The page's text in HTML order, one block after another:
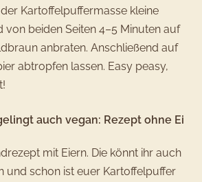
Kartoffelpuffermasse kleine
von beiden Seiten 4–5 Minuten auf
anbraten. Anschließend auf
abtropfen lassen. Easy peasy,
auch vegan: Rezept ohne Ei
mit Eiern. Die könnt ihr auch
und schon ist euer Kartoffelpuffer